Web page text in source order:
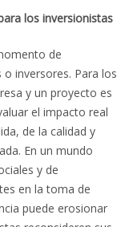
los inversionistas
de
inversores. Para los
y un proyecto es
el impacto real
de la calidad y
En un mundo
y de
en la toma de
puede erosionar